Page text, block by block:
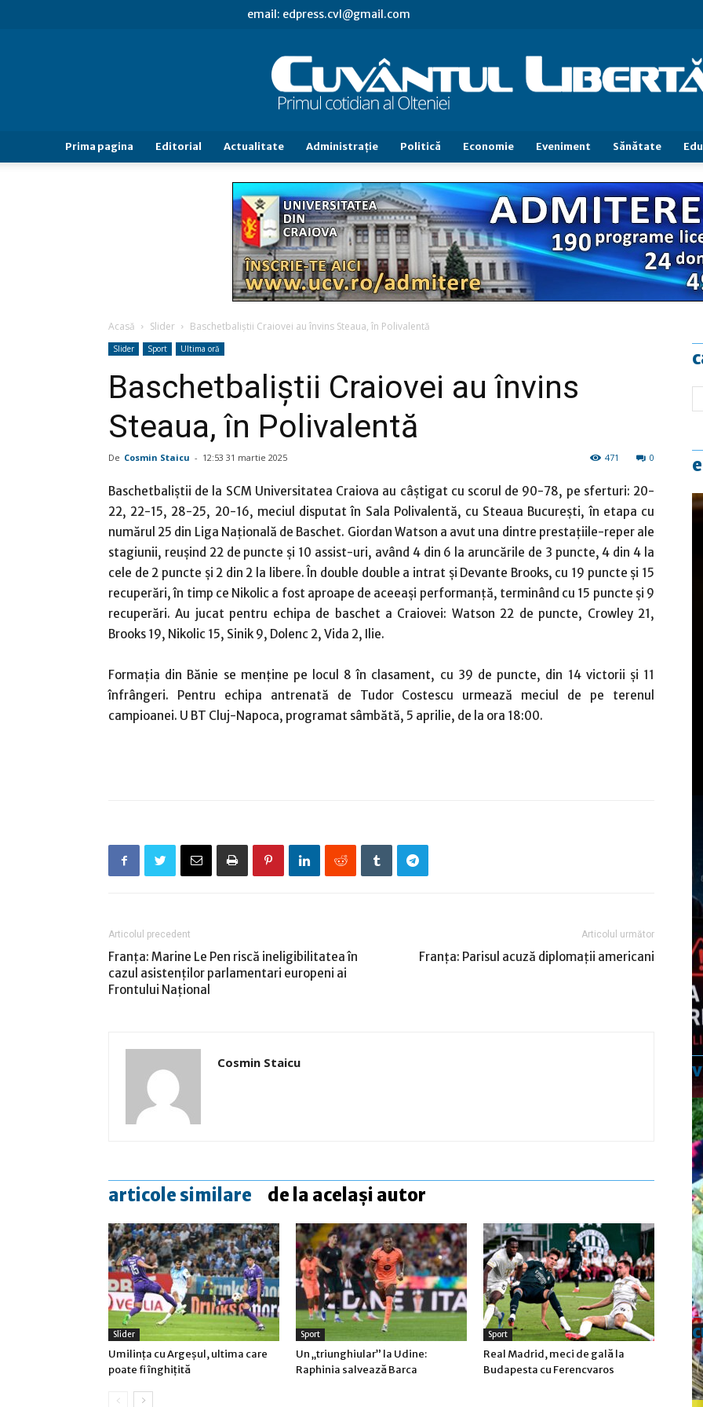
email: edpress.cvl@gmail.com
Cuvântul
Libertăţii
Prima pagina Editorial Actualitate Administraţie Politică Economie Eveniment Sănătate
Acasă Slider Baschetbaliştii Craiovei au învins Steaua, în Polivalentă
Slider Sport Ultima oră
Baschetbaliştii Craiovei au învins
Steaua, în Polivalentă
De Cosmin Staicu - 12:53 31 martie 2025 0
471
Baschetbaliştii de la SCM Universitatea Craiova au câștigat cu scorul de 90-78, pe sferturi: 20-
22, 22-15, 28-25, 20-16, meciul disputat în Sala Polivalentă, cu Steaua București, în etapa cu
numărul 25 din Liga Națională de Baschet. Giordan Watson a avut una dintre prestaţiile-reper ale
stagiunii, reuşind 22 de puncte şi 10 assist-uri, având 4 din 6 la aruncările de 3 puncte, 4 din 4 la
cele de 2 puncte şi 2 din 2 la libere. În double double a intrat şi Devante Brooks, cu 19 puncte şi 15
recuperări, în timp ce Nikolic a fost aproape de aceeaşi performanţă, terminând cu 15 puncte şi 9
recuperări. Au jucat pentru echipa de baschet a Craiovei: Watson 22 de puncte, Crowley 21,
Brooks 19, Nikolic 15, Sinik 9, Dolenc 2, Vida 2, Ilie.
Formaţia din Bănie se menţine pe locul 8 în clasament, cu 39 de puncte, din 14 victorii şi 11
înfrângeri. Pentru echipa antrenată de Tudor Costescu urmează meciul de pe terenul
campioanei. U BT Cluj-Napoca, programat sâmbătă, 5 aprilie, de la ora 18:00.
Articolul precedent
Franţa: Marine Le Pen riscă ineligibilitatea în
cazul asistenţilor parlamentari europeni ai
Frontului Naţional
Articolul următor
Franţa: Parisul acuză diplomaţii americani
Cosmin Staicu
articole similare de la același autor
Slider
Umilinţa cu Argeşul, ultima care
poate fi înghiţită
Sport
Un „triunghiular” la Udine:
Raphinia salvează Barca
Sport
Real Madrid, meci de gală la
Budapesta cu Ferencvaros